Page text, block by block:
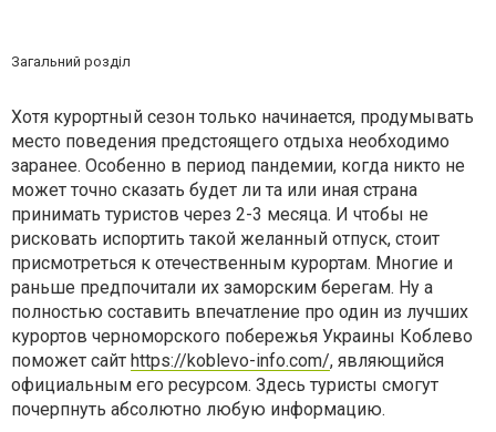
Загальний розділ
Хотя курортный сезон только начинается, продумывать
место поведения предстоящего отдыха необходимо
заранее. Особенно в период пандемии, когда никто не
может точно сказать будет ли та или иная страна
принимать туристов через 2-3 месяца. И чтобы не
рисковать испортить такой желанный отпуск, стоит
присмотреться к отечественным курортам. Многие и
раньше предпочитали их заморским берегам. Ну а
полностью составить впечатление про один из лучших
курортов черноморского побережья Украины Коблево
поможет сайт https://koblevo-info.com/, являющийся
официальным его ресурсом. Здесь туристы смогут
почерпнуть абсолютно любую информацию.